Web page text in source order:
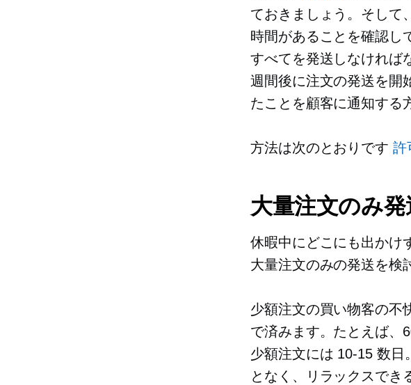
ておきましょう。そして
時間があることを確認し
すべてを発送しなければ
週間後に注文の発送を開
たことを顧客に通知する
方法は次のとおりです 許
大量注文のみ発
休暇中にどこにも出かけ
大量注文のみの発送を検
少額注文の買い物客の不
で済みます。たとえば、
少額注文には 10-15数日
となく、リラックスでき